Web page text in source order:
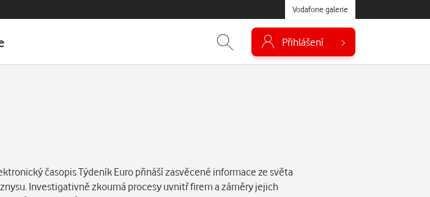
Vodafone galerie
Přihlášení
časopis Týdeník Euro přináší zasvěcené informace ze světa
Investigativně zkoumá procesy uvnitř firem a záměry jejich